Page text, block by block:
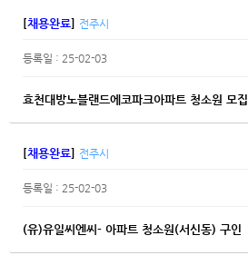
[채용완료] 전주시
등록일 : 25-02-03
효천대방노블랜드에코파크아파트 청소원 모집
[채용완료] 전주시
등록일 : 25-02-03
(유)유일씨엔씨- 아파트 청소원(서신동) 구인